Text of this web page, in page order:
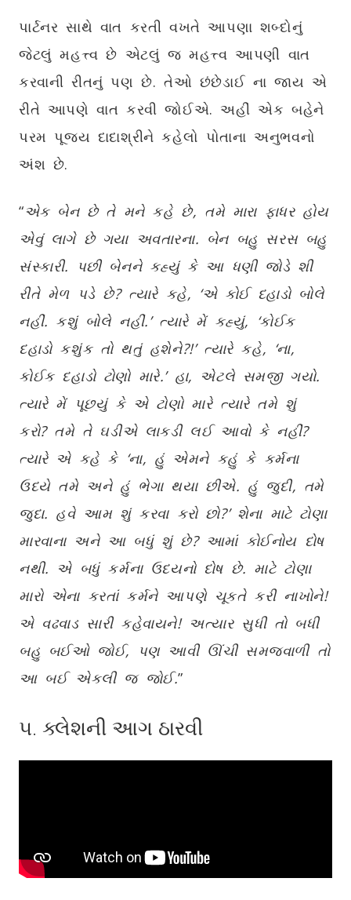
પાર્ટનર સાથે વાત કરતી વખતે આપણા શબ્દોનું
જેટલું મહત્ત્વ છે એટલું જ મહત્ત્વ આપણી વાત
કરવાની રીતનું પણ છે. તેઓ છંછેડાઈ ના જાય એ
રીતે આપણે વાત કરવી જોઈએ. અહીં એક બહેને
પરમ પૂજ્ય દાદાશ્રીને કહેલો પોતાના અનુભવનો
અંશ છે.
“એક બેન છે તે મને કહે છે, તમે મારા ફાધર હોય
એવું લાગે છે ગયા અવતારના. બેન બહુ સરસ બહુ
સંસ્કારી. પછી બેનને કહ્યું કે આ ધણી જોડે શી
રીતે મેળ પડે છે? ત્યારે કહે, ‘એ કોઈ દહાડો બોલે
નહીં. કશું બોલે નહીં.’ ત્યારે મેં કહ્યું, ‘કોઈક
દહાડો કશુંક તો થતું હશેને?!’ ત્યારે કહે, ‘ના,
કોઈક દહાડો ટોણો મારે.’ હા, એટલે સમજી ગયો.
ત્યારે મેં પૂછયું કે એ ટોણો મારે ત્યારે તમે શું
કરો? તમે તે ઘડીએ લાકડી લઈ આવો કે નહીં?
ત્યારે એ કહે કે ‘ના, હું એમને કહું કે કર્મના
ઉદયે તમે અને હું ભેગા થયા છીએ. હું જુદી, તમે
જુદા. હવે આમ શું કરવા કરો છો?’ શેના માટે ટોણા
મારવાના અને આ બધું શું છે? આમાં કોઈનોય દોષ
નથી. એ બધું કર્મના ઉદયનો દોષ છે. માટે ટોણા
મારો એના કરતાં કર્મને આપણે ચૂકતે કરી નાખોને!
એ વઢવાડ સારી કહેવાયને! અત્યાર સુધી તો બધી
બહુ બઈઓ જોઈ, પણ આવી ઊંચી સમજવાળી તો
આ બઈ એકલી જ જોઈ.”
૫. ક્લેશની આગ ઠારવી